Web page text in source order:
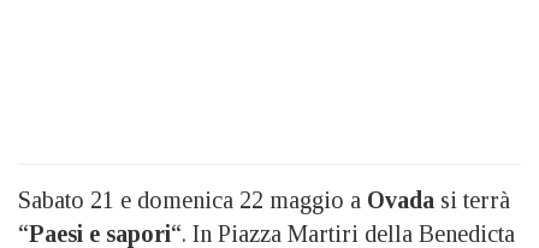
Sabato 21 e domenica 22 maggio a Ovada si terrà
“Paesi e sapori“. In Piazza Martiri della Benedicta